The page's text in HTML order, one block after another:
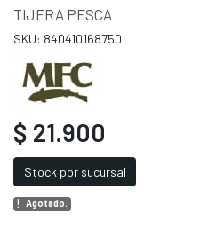
TIJERA PESCA
SKU: 840410168750
$ 21.900
Stock por sucursal
Agotado.